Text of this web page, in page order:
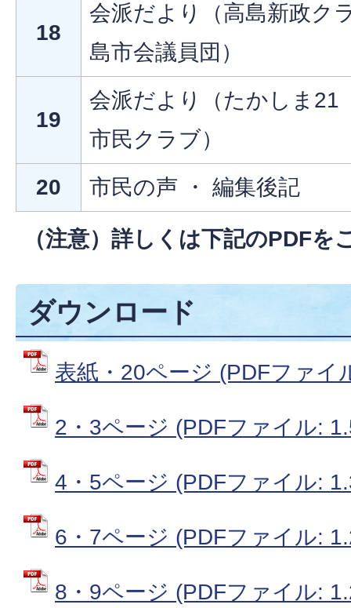
18
会派だより（高島新政ク
島市会議員団）
19
会派だより（たかしま21
市民クラブ）
20
市民の声 ・ 編集後記
（注意）詳しくは下記のPDFを
ダウンロード
表紙・20ページ (PDFファイ
2・3ページ (PDFファイル:
4・5ページ (PDFファイル:
6・7ページ (PDFファイル:
8・9ページ (PDFファイル: